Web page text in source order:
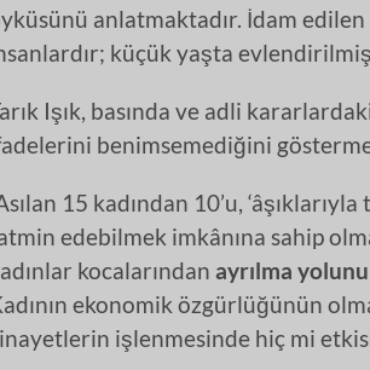
anlatmaktadır. İdam
küçük yaşta
Işık, basında ve adli
benimsemediğini
15 kadından 10’u,
edebilmek imkânına sahip
kocalarından ayrılma
ekonomik özgürlüğünün
işlenmesinde hiç mi etkisi